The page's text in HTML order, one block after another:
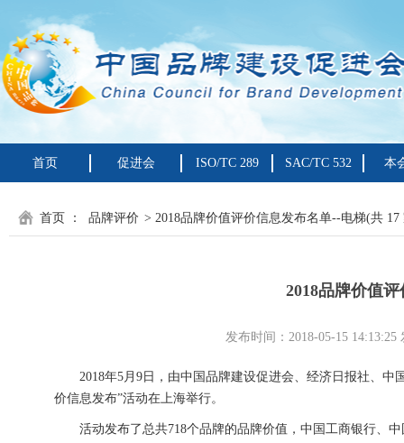
首页 促进会 ISO/TC 289 SAC/TC 532 本
首页 ： 品牌评价 > 2018品牌价值评价信息发布名单--电梯(共 17
2018品牌价值
发布时间：2018-05-15
2018年5月9日，由中国品牌建设促进会、经济日报社、中
价信息发布”活动在上海举行。
活动发布了总共718个品牌的品牌价值，中国工商银行、中